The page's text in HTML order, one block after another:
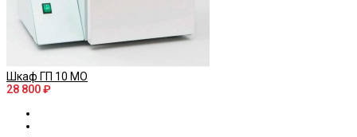
Шкаф ГП 10 МО
28 800 ₽